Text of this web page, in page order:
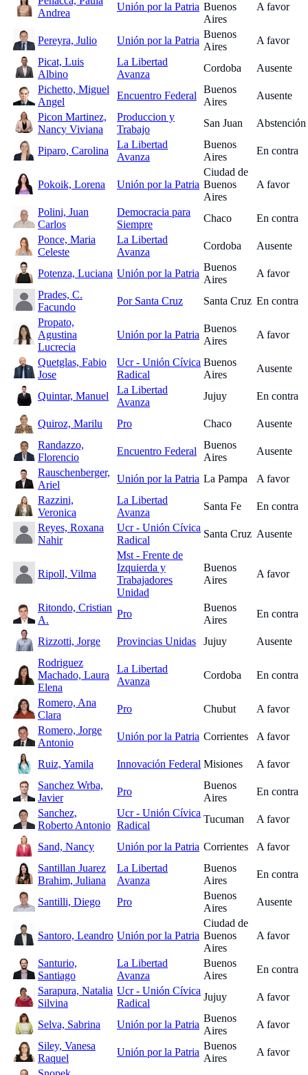
Andrea
Unión por la Patria Buenos
Aires
A favor
Pereyra, Julio Unión por la Patria
Buenos
Aires
A favor
Picat, Luis
Albino
La Libertad
Avanza
Cordoba
Ausente
Pichetto, Miguel
Angel
Encuentro Federal
Buenos
Aires
Ausente
Picon Martinez,
Nancy Viviana
Produccion y
Trabajo
San Juan Abstención
Piparo, Carolina
La Libertad
Avanza
Buenos
Aires
En contra
Pokoik, Lorena Unión por la Patria
Ciudad de
Buenos
Aires
A favor
Polini, Juan
Carlos
Democracia para
Siempre
Chaco
En contra
Ponce, Maria
Celeste
La Libertad
Avanza
Cordoba Ausente
Potenza, Luciana Unión por la Patria
Buenos
Aires
A favor
Prades, C.
Facundo
Por Santa Cruz Santa Cruz En contra
Propato,
Agustina
Lucrecia
Unión por la Patria
Buenos
Aires
A favor
Quetglas, Fabio
Jose
Ucr - Unión Cívica
Radical
Buenos
Aires
Ausente
Quintar, Manuel
La Libertad
Avanza
Jujuy En contra
Quiroz, Marilu Pro Chaco
Ausente
Randazzo,
Florencio
Encuentro Federal
Buenos
Aires
Ausente
Rauschenberger,
Ariel
Unión por la Patria La Pampa
A favor
Razzini,
Veronica
La Libertad
Avanza
Santa Fe
En contra
Reyes, Roxana
Nahir
Ucr - Unión Cívica
Radical
Santa Cruz Ausente
Ripoll, Vilma
Mst - Frente de
Izquierda y
Trabajadores
Unidad
Buenos
Aires
A favor
Ritondo, Cristian
A.
Pro
Buenos
Aires
En contra
Rizzotti, Jorge Provincias Unidas Jujuy
Ausente
Rodriguez
Machado, Laura
Elena
La Libertad
Avanza
Cordoba En contra
Romero, Ana
Clara
Pro Chubut
A favor
Romero, Jorge
Antonio
Unión por la Patria Corrientes A favor
Ruiz, Yamila Innovación Federal Misiones
A favor
Sanchez Wrba,
Javier
Pro
Buenos
Aires
En contra
Sanchez,
Roberto Antonio
Ucr - Unión Cívica
Radical
Tucuman A favor
Sand, Nancy Unión por la Patria Corrientes
A favor
Santillan Juarez
Brahim, Juliana
La Libertad
Avanza
Buenos
Aires
En contra
Santilli, Diego Pro
Buenos
Aires
Ausente
Santoro, Leandro Unión por la Patria
Ciudad de
Buenos
Aires
A favor
Santurio,
Santiago
La Libertad
Avanza
Buenos
Aires
En contra
Sarapura, Natalia
Silvina
Ucr - Unión Cívica
Radical
Jujuy A favor
Selva, Sabrina Unión por la Patria
Buenos
Aires
A favor
Siley, Vanesa
Raquel
Unión por la Patria
Buenos
Aires
A favor